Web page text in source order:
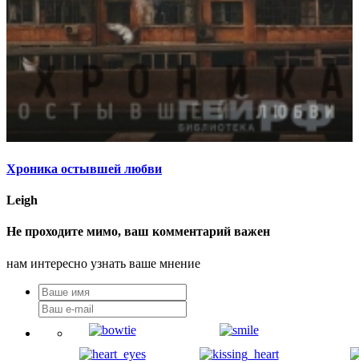
Хроника остывшей любви
Leigh
Не проходите мимо, ваш комментарий важен
нам интересно узнать ваше мнение